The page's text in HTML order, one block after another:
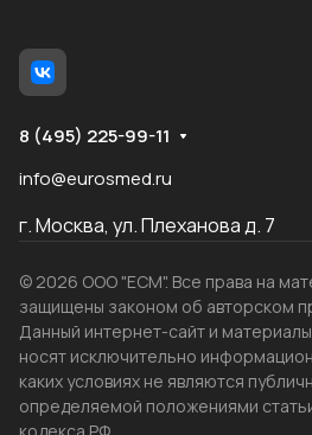
8 (495) 225-99-11
info@eurosmed.ru
г. Москва, ул. Плеханова д. 7
© 2026 ООО "ЕСМ". Все права на
защищены законом об авторском
Данный интернет-сайт и
носят исключительно
каких условиях не являются
определяемой положениями